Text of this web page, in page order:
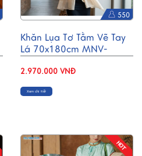
550
Khăn Lụa Tơ Tằm Vẽ Tay
Lá 70x180cm MNV-
2.970.000 VNĐ
Xem chi tiết